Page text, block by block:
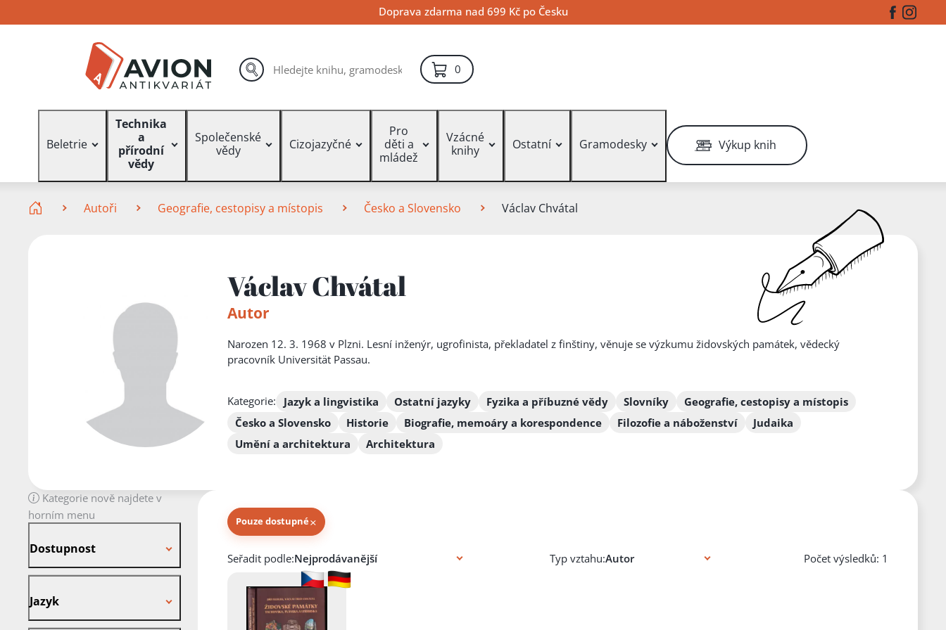
na
na
na
Doprava zdarma nad 699 Kč po Česku Facebook
Vyhledávání hledat
0položek – košík
Beletrie
Technika
a
přírodní
vědy
Společenské
vědy
Cizojazyčné
Pro
děti a
mládež
Vzácné
knihy
Ostatní Gramodesky Výkup knih
Autoři Geografie, cestopisy a místopis Česko a Slovensko Václav Chvátal
Václav Chvátal
Autor
Narozen 12. 3. 1968 v Plzni. Lesní inženýr, ugrofinista, překladatel z finštiny, věnuje se výzkumu židovských památek, vědecký
pracovník Universität Passau.
Kategorie: Jazyk a lingvistika Ostatní jazyky Fyzika a příbuzné vědy Slovníky
Geografie, cestopisy a místopis
Česko a Slovensko
Historie Biografie, memoáry a korespondence Filozofie a náboženství
Judaika
Umění a architektura
Architektura
Kategorie nově najdete v
horním menu
Dostupnost
Jazyk
Pouze dostupné×
Knihy autora
Seřadit podle: Typ vztahu: Počet výsledků: 1